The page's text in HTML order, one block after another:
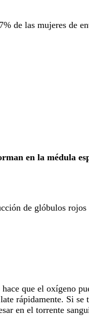
de las mujeres de
en la médula
de glóbulos
hace que el oxígeno
rápidamente. Si
en el torrente